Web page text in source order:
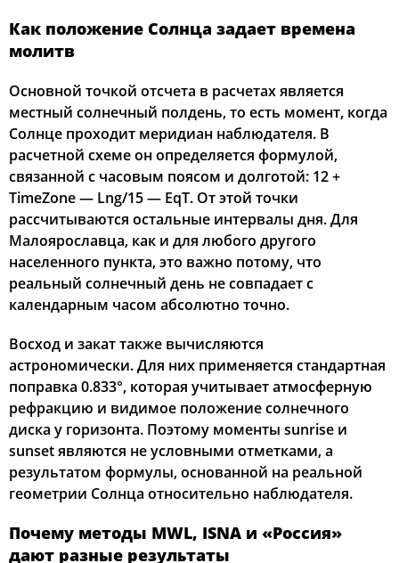
27, Чт 03:24 05:31 12:36 16:25 19:39 21:36
03:30 05:35 12:35 16:22 19:35 21:29
03:33 05:36 12:35 16:20 19:32
31, Пн 03:36 05:38 12:34 16:19 19:30
Как положение Солнца задает времена
молитв
Основной точкой отсчета в расчетах является
местный солнечный полдень, то есть момент, когда
Солнце проходит меридиан наблюдателя. В
расчетной схеме он определяется формулой,
связанной с часовым поясом и долготой: 12 +
TimeZone — Lng/15 — EqT. От этой точки
рассчитываются остальные интервалы дня. Для
Малоярославца, как и для любого другого
населенного пункта, это важно потому, что
реальный солнечный день не совпадает с
календарным часом абсолютно точно.
Восход и закат также вычисляются
астрономически. Для них применяется стандартная
поправка 0.833°, которая учитывает атмосферную
рефракцию и видимое положение солнечного
диска у горизонта. Поэтому моменты sunrise и
sunset являются не условными отметками, а
результатом формулы, основанной на реальной
геометрии Солнца относительно наблюдателя.
Почему методы MWL, ISNA и «Россия»
дают разные результаты